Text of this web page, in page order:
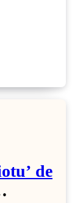
de